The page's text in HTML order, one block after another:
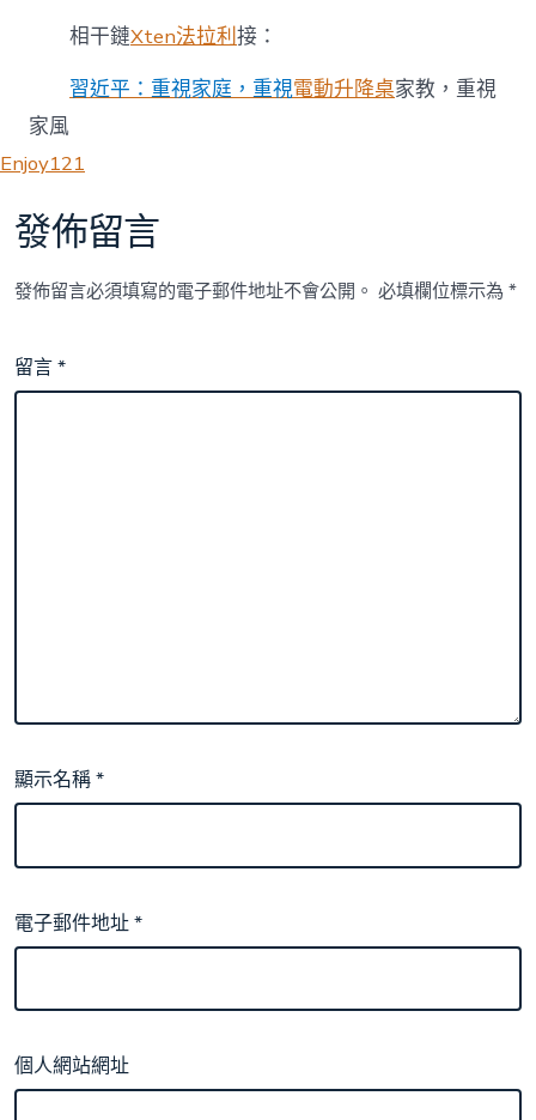
相干鏈Xten法拉利接：
習近平：重視家庭，重視電動升降桌家教，重視
家風
Enjoy121
發佈留言
發佈留言必須填寫的電子郵件地址不會公開。 必填欄位標示為*
留言*
顯示名稱*
電子郵件地址*
個人網站網址